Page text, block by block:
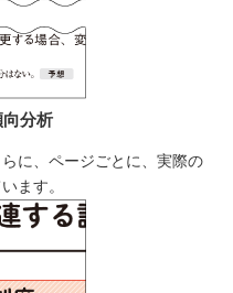
分析
に、ページごとに、実際の
ます。